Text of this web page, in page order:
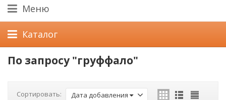
Меню
Каталог
По запросу "груффало"
Сортировать: Дата добавления